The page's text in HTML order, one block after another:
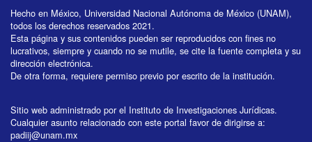
Hecho en México, Universidad Nacional Autónoma de México (UNAM),
todos los derechos reservados 2021.
Esta página y sus contenidos pueden ser reproducidos con fines no
lucrativos, siempre y cuando no se mutile, se cite la fuente completa y su
dirección electrónica.
De otra forma, requiere permiso previo por escrito de la institución.
Sitio web administrado por el Instituto de Investigaciones Jurídicas.
Cualquier asunto relacionado con este portal favor de dirigirse a:
padiij@unam.mx